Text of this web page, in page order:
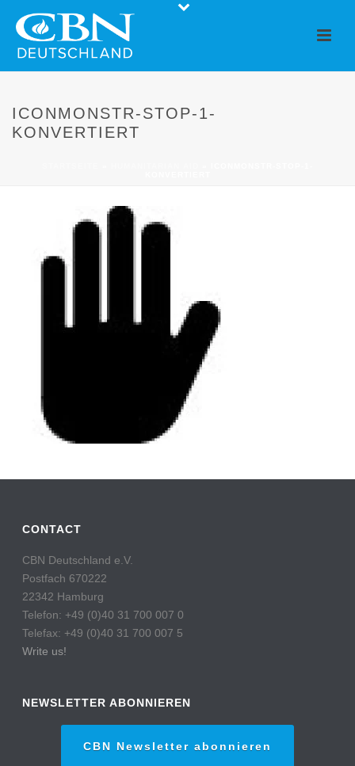
ICONMONSTR-STOP-1-
KONVERTIERT
CONTACT
CBN Deutschland e.V.
Postfach 670222
22342 Hamburg
Telefon: +49 (0)40 31 700 007 0
Telefax: +49 (0)40 31 700 007 5
Write us!
NEWSLETTER ABONNIEREN
CBN Newsletter abonnieren